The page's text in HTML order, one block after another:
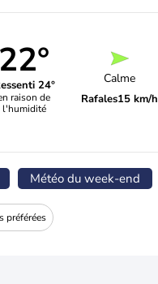
22°
24°
raison de
l'humidité
Calme
Rafales15 km/h
Météo du week-end
préférées